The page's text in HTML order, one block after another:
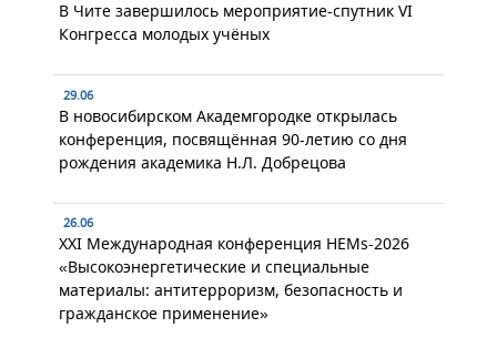
В Чите завершилось мероприятие-спутник VI
Конгресса молодых учёных
29.06
В новосибирском Академгородке открылась
конференция, посвящённая 90-летию со дня
рождения академика Н.Л. Добрецова
26.06
XXI Международная конференция HEMs-2026
«Высокоэнергетические и специальные
материалы: антитерроризм, безопасность и
гражданское применение»